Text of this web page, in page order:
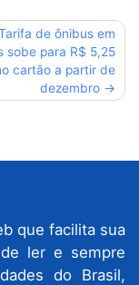
de ônibus em
sobe para R$ 5,25
cartão a partir de
dezembro
que facilita sua
ler e sempre
do Brasil,